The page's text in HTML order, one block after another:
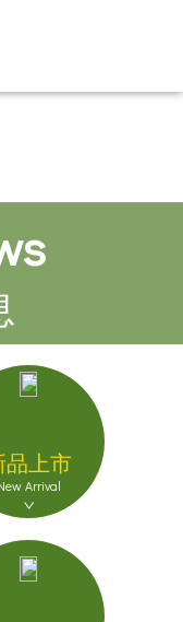
品上市
Arrival